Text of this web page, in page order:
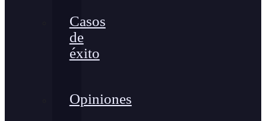
Casos
de
éxito
Opiniones